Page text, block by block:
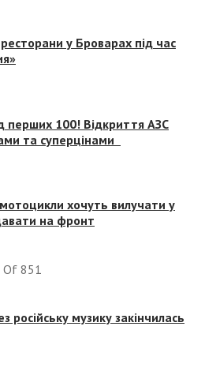
у Броварах під час
перших 100! Відкриття АЗС
та суперцінами
мотоцикли хочуть вилучати у
на фронт
Of 851
російську музику закінчилась